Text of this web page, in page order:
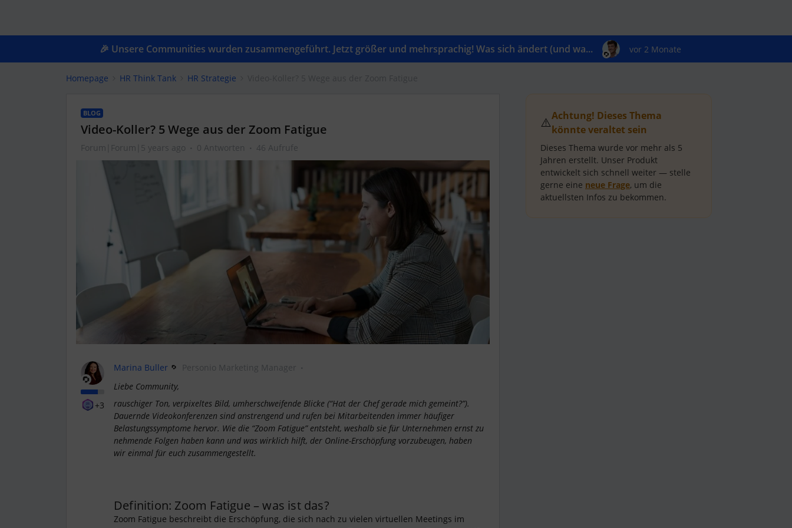
🎉 Unsere Communities wurden zusammengeführt. Jetzt größer und mehrsprachig! Was sich ändert (und wa... vor 2 Monate
Homepage HR Think Tank HR Strategie
BLOG
Video-Koller? 5 Wege aus der Zoom Fatigue
Forum|Forum|5 years ago 0 Antworten 46 Aufrufe
+3
Marina Buller
Personio Marketing Manager
Liebe Community,
rauschiger Ton, verpixeltes Bild, umherschweifende Blicke (“Hat der Chef gerade mich gemeint?”).
Dauernde Videokonferenzen sind anstrengend und rufen bei Mitarbeitenden immer häufiger
Belastungssymptome hervor. Wie die “Zoom Fatigue” entsteht, weshalb sie für Unternehmen ernst zu
nehmende Folgen haben kann und was wirklich hilft, der Online-Erschöpfung vorzubeugen, haben
wir einmal für euch zusammengestellt.
Definition: Zoom Fatigue – was ist das?
Zoom Fatigue beschreibt die Erschöpfung, die sich nach zu vielen virtuellen Meetings im
⚠️Achtung! Dieses Thema
könnte veraltet sein
Dieses Thema wurde vor mehr als 5
Jahren erstellt. Unser Produkt
entwickelt sich schnell weiter — stelle
gerne eine neue Frage, um die
aktuellsten Infos zu bekommen.